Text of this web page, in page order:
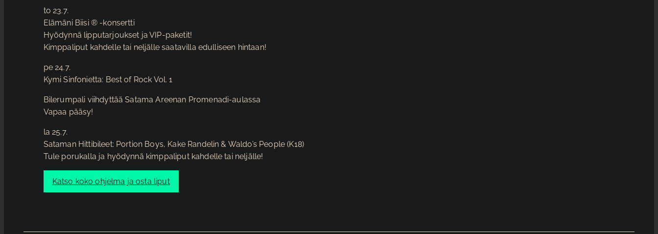
to 23.7.
Elämäni Biisi ® -konsertti
Hyödynnä lipputarjoukset ja VIP-paketit!
Kimppaliput kahdelle tai neljälle saatavilla edulliseen hintaan!
pe 24.7.
Kymi Sinfonietta: Best of Rock Vol. 1
Bilerumpali viihdyttää Satama Areenan Promenadi-aulassa
Vapaa pääsy!
la 25.7.
Sataman Hittibileet: Portion Boys, Kake Randelin & Waldo’s People (K18)
Tule porukalla ja hyödynnä kimppaliput kahdelle tai neljälle!
Katso koko ohjelma ja osta liput